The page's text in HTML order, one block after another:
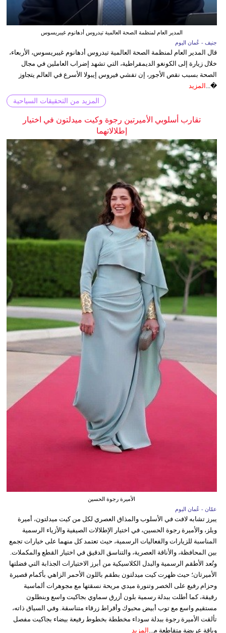
المدير العام لمنظمة الصحة العالمية تيدروس أدهانوم غيبريسوس
جنيف - عُمان اليوم
قال المدير العام لمنظمة الصحة العالمية تيدروس أدهانوم غيبريسوس، الأربعاء،
خلال زيارة إلى الكونغو الديمقراطية، التي تشهد إضراب العاملين في مجال
الصحة بسبب نقص الأجور، إن تفشي فيروس إيبولا الأسرع في العالم يتجاوز
�... المزيد
المزيد من التحقيقات السياحية
تقارب أسلوبي الأميرتين رجوة وكيت ميدلتون في اختيار
إطلالاتهما
الأميرة رجوة الحسين
عمّان - عُمان اليوم
يبرز تشابه لافت في الأسلوب والمذاق العصري لكل من كيت ميدلتون، أميرة
ويلز، والأميرة رجوة الحسين، في اختيار الإطلالات الصيفية والأزياء الرسمية
المناسبة للزيارات والفعاليات الرسمية، حيث تعتمد كل منهما على خيارات تجمع
بين المحافظة، والأناقة العصرية، والتناسق الدقيق في اختيار القطع والمكملات.
وتُعد الأطقم الرسمية والبدل الكلاسيكية من أبرز الاختيارات الجذابة التي فضلتها
الأميرتان؛ حيث ظهرت كيت ميدلتون بطقم باللون الأحمر الزاهي بأكمام قصيرة
وحزام رفيع على الخصر وتنورة ميدي مريحة نسقتها مع مجوهرات ألماسية
رقيقة، كما أطلت ببدلة رسمية بلون أزرق سماوي بجاكيت واسع وبنطلون
مستقيم واسع مع توب أبيض محبوك وأقراط زرقاء متناسقة. وفي السياق ذاته،
تألقت الأميرة رجوة ببدلة سوداء مخططة بخطوط رفيعة بيضاء بجاكيت مفصل
وياقة عريضة متقاطعة م... المزيد